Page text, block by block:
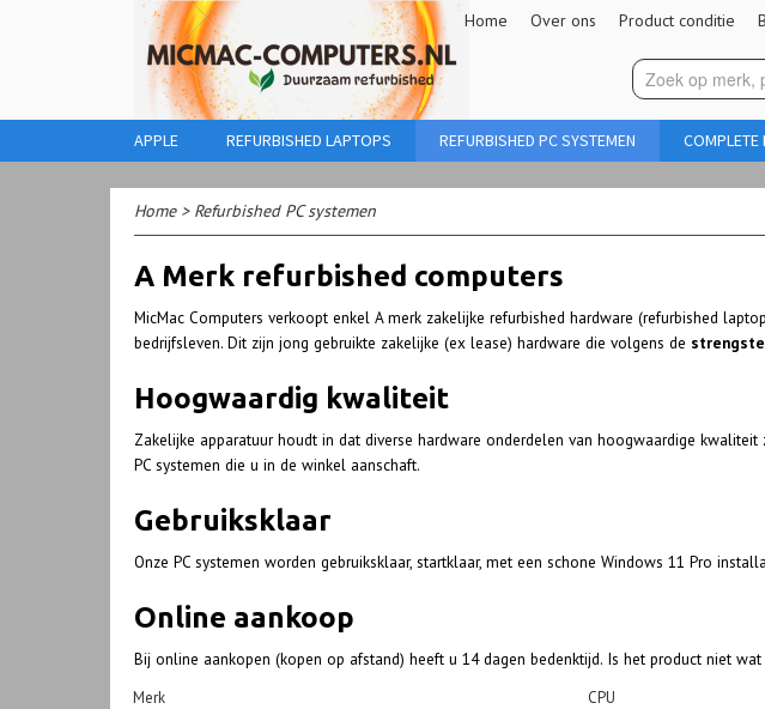
Home Over ons Product conditie
APPLE REFURBISHED LAPTOPS REFURBISHED PC SYSTEMEN COMPLETE
Home> Refurbished PC systemen
A Merk refurbished computers
MicMac Computers verkoopt enkel A merk zakelijke refurbished hardware (refurbished
bedrijfsleven. Dit zijn jong gebruikte zakelijke (ex lease) hardware die volgens de
Hoogwaardig kwaliteit
Zakelijke apparatuur houdt in dat diverse hardware onderdelen van hoogwaardige
PC systemen die u in de winkel aanschaft.
Gebruiksklaar
Onze PC systemen worden gebruiksklaar, startklaar, met een schone Windows 11 Pro
Online aankoop
Bij online aankopen (kopen op afstand) heeft u 14 dagen bedenktijd. Is het product niet
Merk CPU